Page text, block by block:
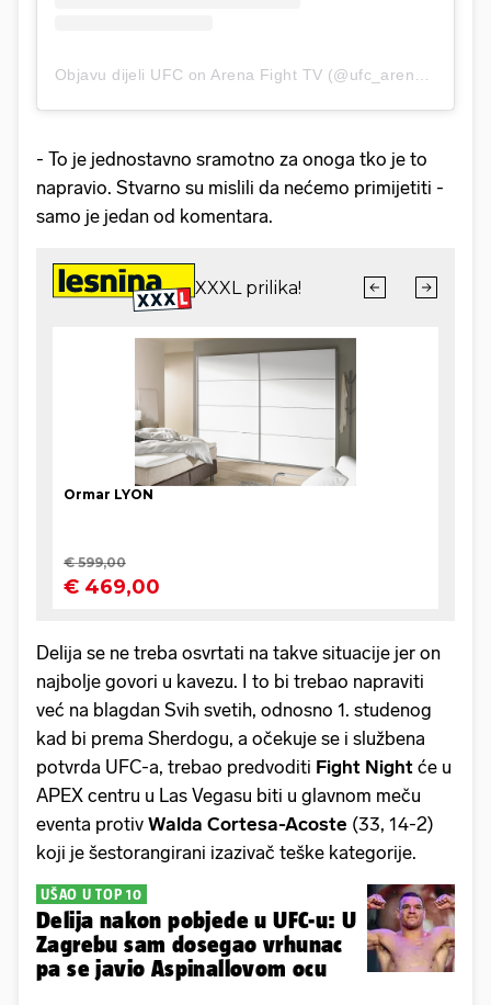
Objavu dijeli UFC on Arena Fight TV (@ufc_arenatv)
- To je jednostavno sramotno za onoga tko je to
napravio. Stvarno su mislili da nećemo primijetiti -
samo je jedan od komentara.
Delija se ne treba osvrtati na takve situacije jer on
najbolje govori u kavezu. I to bi trebao napraviti
već na blagdan Svih svetih, odnosno 1. studenog
kad bi prema Sherdogu, a očekuje se i službena
potvrda UFC-a, trebao predvoditi Fight Night će u
APEX centru u Las Vegasu biti u glavnom meču
eventa protiv Walda Cortesa-Acoste (33, 14-2)
koji je šestorangirani izazivač teške kategorije.
UŠAO U TOP 10
Delija nakon pobjede u UFC-u: U
Zagrebu sam dosegao vrhunac
pa se javio Aspinallovom ocu